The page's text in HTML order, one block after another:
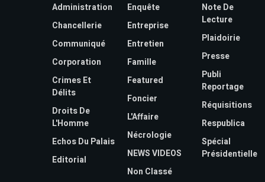
Administration
Chancellerie
Communiqué
Corporation
Crimes Et
Délits
Droits De
L'Homme
Echos Du Palais
Editorial
Enquête
Entreprise
Entretien
Famille
Featured
Foncier
L'Affaire
Nécrologie
NEWS VIDEOS
Non Classé
Note De
Lecture
Plaidoirie
Presse
Publi
Reportage
Réquisitions
Respublica
Spécial
Présidentielle